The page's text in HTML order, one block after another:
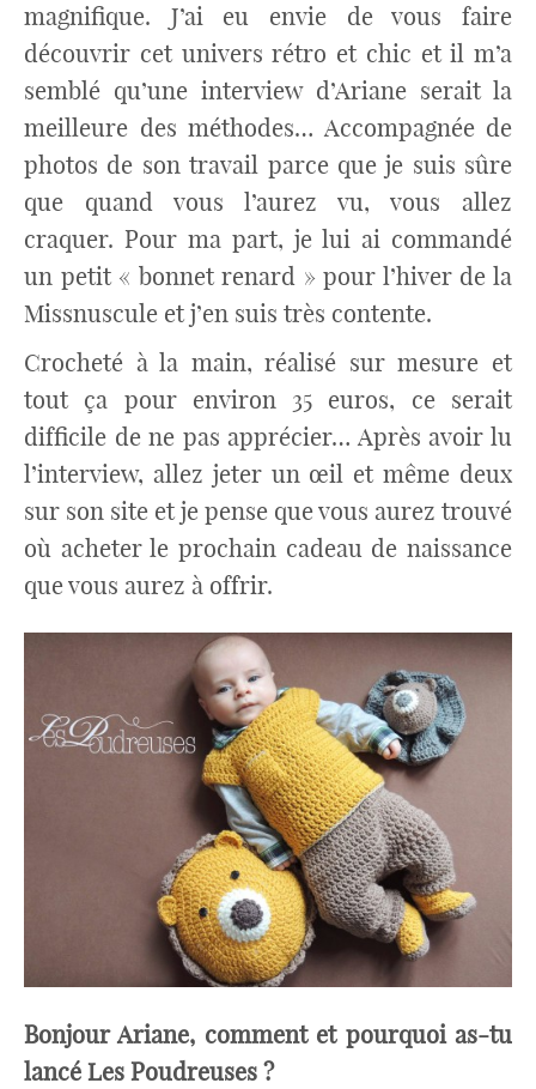
magnifique. J’ai eu envie de vous faire
découvrir cet univers rétro et chic et il m’a
semblé qu’une interview d’Ariane serait la
meilleure des méthodes… Accompagnée de
photos de son travail parce que je suis sûre
que quand vous l’aurez vu, vous allez
craquer. Pour ma part, je lui ai commandé
un petit « bonnet renard » pour l’hiver de la
Missnuscule et j’en suis très contente.
Crocheté à la main, réalisé sur mesure et
tout ça pour environ 35 euros, ce serait
difficile de ne pas apprécier… Après avoir lu
l’interview, allez jeter un œil et même deux
sur son site et je pense que vous aurez trouvé
où acheter le prochain cadeau de naissance
que vous aurez à offrir.
Bonjour Ariane, comment et pourquoi as-tu
lancé Les Poudreuses ?